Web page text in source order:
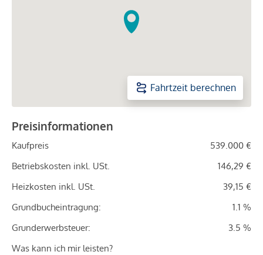
Fahrtzeit berechnen
Preisinformationen
Kaufpreis
539.000 €
Betriebskosten inkl. USt.
146,29 €
Heizkosten inkl. USt.
39,15 €
Grundbucheintragung:
1.1 %
Grunderwerbsteuer:
3.5 %
Was kann ich mir leisten?